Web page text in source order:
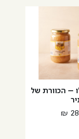
– הכוורת של
₪